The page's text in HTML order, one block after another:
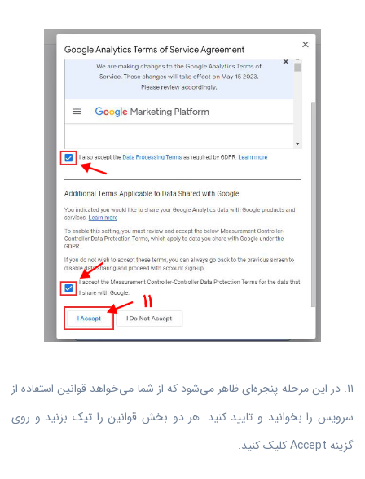
11. در این مرحله پنجره‌ای ظاهر می‌شود که از شما می‌خواهد قوانین استفاده از
سرویس را بخوانید و تایید کنید. هر دو بخش قوانین را تیک بزنید و روی
گزینه Accept کلیک کنید.